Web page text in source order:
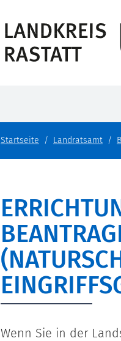
Startseite Landratsamt
Wenn Sie in der